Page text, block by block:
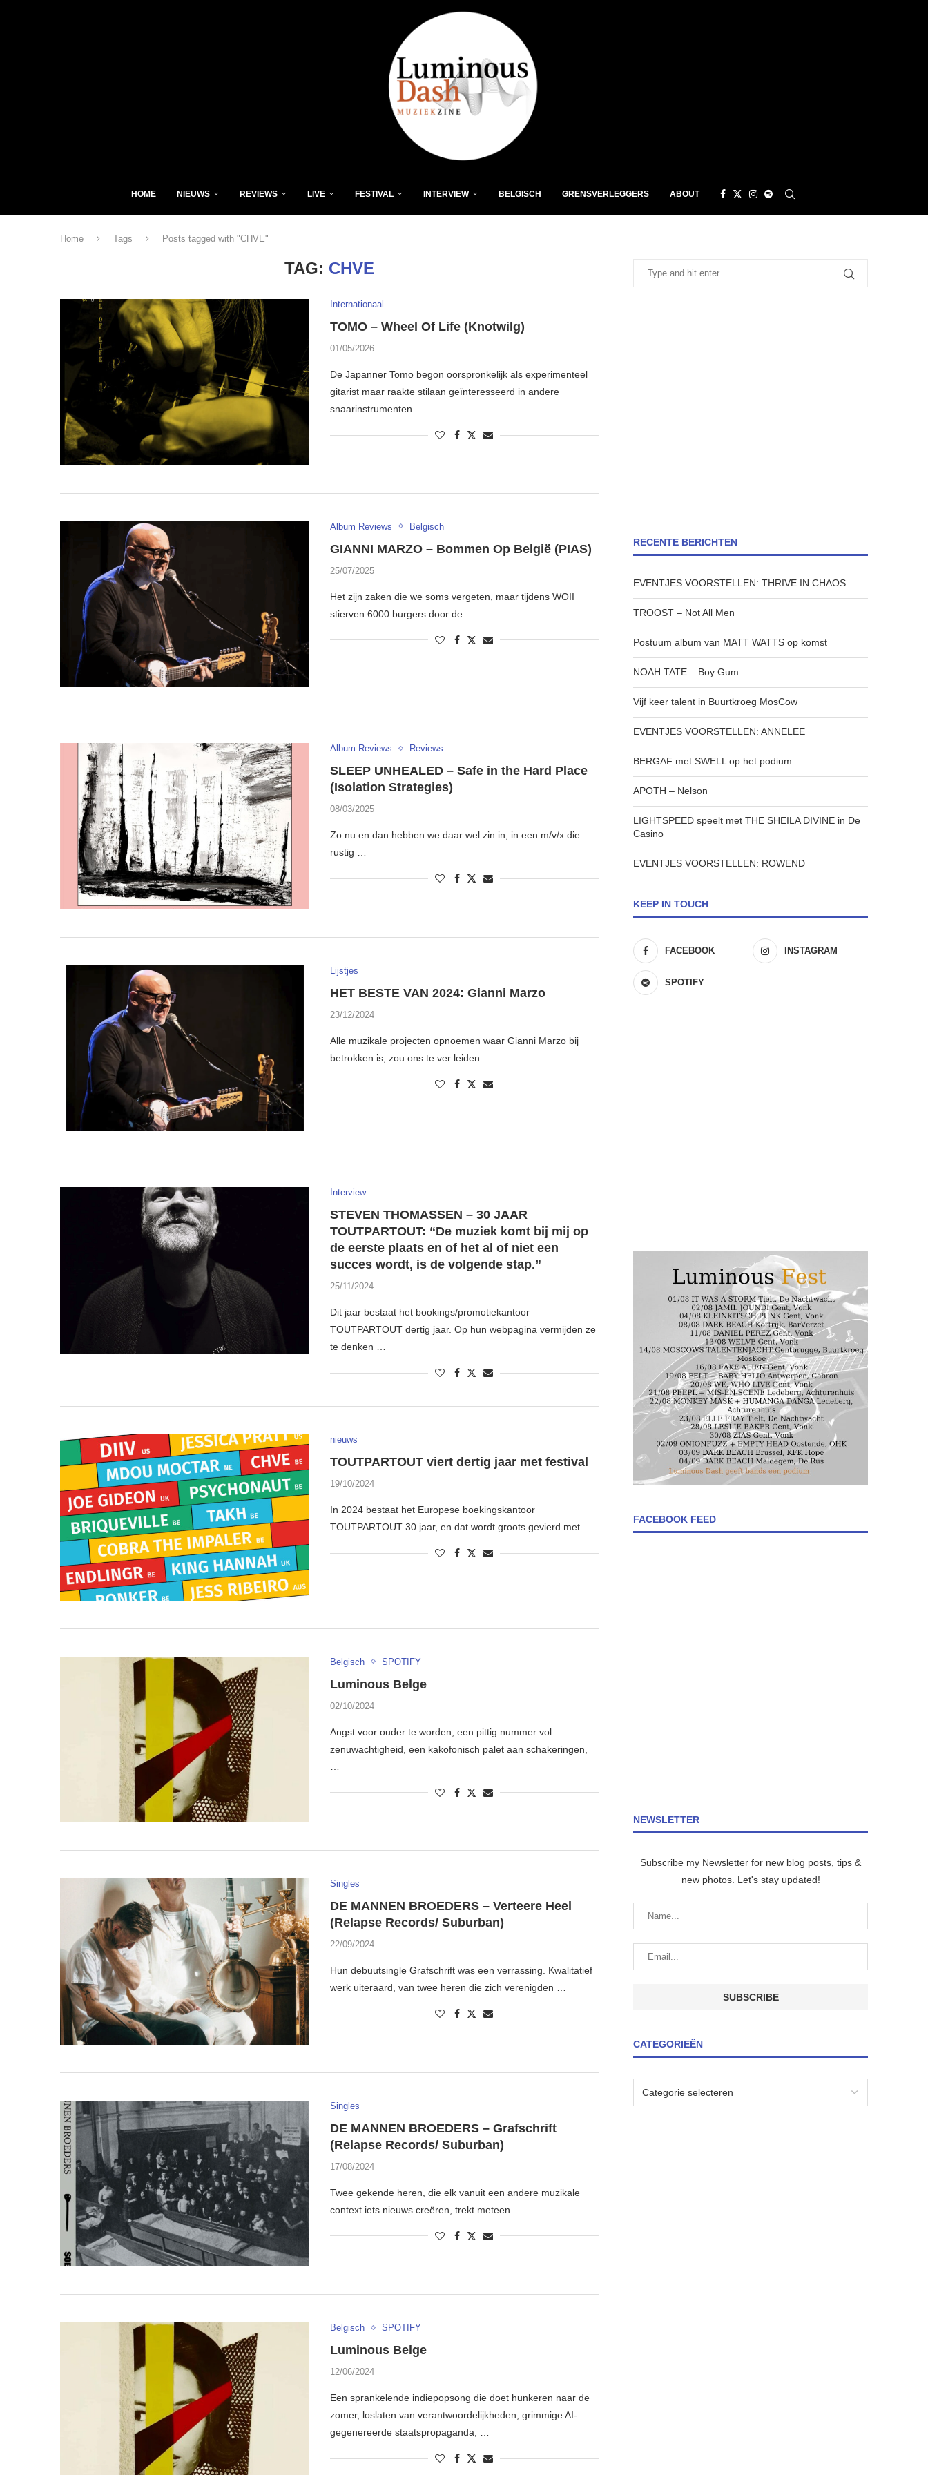
HOME NIEUWS REVIEWS LIVE FESTIVAL INTERVIEW BELGISCH GRENSVERLEGGERS ABOUT
Home Tags Posts tagged with "CHVE"
TAG: CHVE
Internationaal
TOMO – Wheel Of Life (Knotwilg)
01/05/2026
De Japanner Tomo begon oorspronkelijk als experimenteel
gitarist maar raakte stilaan geïnteresseerd in andere
snaarinstrumenten …
Album Reviews Belgisch
GIANNI MARZO – Bommen Op België (PIAS)
25/07/2025
Het zijn zaken die we soms vergeten, maar tijdens WOII
stierven 6000 burgers door de …
Album Reviews Reviews
SLEEP UNHEALED – Safe in the Hard Place
(Isolation Strategies)
08/03/2025
Zo nu en dan hebben we daar wel zin in, in een m/v/x die
rustig …
Lijstjes
HET BESTE VAN 2024: Gianni Marzo
23/12/2024
Alle muzikale projecten opnoemen waar Gianni Marzo bij
betrokken is, zou ons te ver leiden. …
Interview
STEVEN THOMASSEN – 30 JAAR
TOUTPARTOUT: “De muziek komt bij mij op
de eerste plaats en of het al of niet een
succes wordt, is de volgende stap.”
25/11/2024
Dit jaar bestaat het bookings/promotiekantoor
TOUTPARTOUT dertig jaar. Op hun webpagina vermijden ze
te denken …
nieuws
TOUTPARTOUT viert dertig jaar met festival
19/10/2024
In 2024 bestaat het Europese boekingskantoor
TOUTPARTOUT 30 jaar, en dat wordt groots gevierd met …
Belgisch SPOTIFY
Luminous Belge
02/10/2024
Angst voor ouder te worden, een pittig nummer vol
zenuwachtigheid, een kakofonisch palet aan schakeringen,
Singles
DE MANNEN BROEDERS – Verteere Heel
(Relapse Records/ Suburban)
22/09/2024
Hun debuutsingle Grafschrift was een verrassing. Kwalitatief
werk uiteraard, van twee heren die zich verenigden …
Singles
DE MANNEN BROEDERS – Grafschrift
(Relapse Records/ Suburban)
17/08/2024
Twee gekende heren, die elk vanuit een andere muzikale
context iets nieuws creëren, trekt meteen …
Belgisch SPOTIFY
Luminous Belge
12/06/2024
Een sprankelende indiepopsong die doet hunkeren naar de
zomer, loslaten van verantwoordelijkheden, grimmige AI-
gegenereerde staatspropaganda, …
RECENTE BERICHTEN
EVENTJES VOORSTELLEN: THRIVE IN CHAOS
TROOST – Not All Men
Postuum album van MATT WATTS op komst
NOAH TATE – Boy Gum
Vijf keer talent in Buurtkroeg MosCow
EVENTJES VOORSTELLEN: ANNELEE
BERGAF met SWELL op het podium
APOTH – Nelson
LIGHTSPEED speelt met THE SHEILA DIVINE in De
Casino
EVENTJES VOORSTELLEN: ROWEND
KEEP IN TOUCH
FACEBOOK INSTAGRAM
SPOTIFY
FACEBOOK FEED
NEWSLETTER
Subscribe my Newsletter for new blog posts, tips &
new photos. Let's stay updated!
CATEGORIEËN